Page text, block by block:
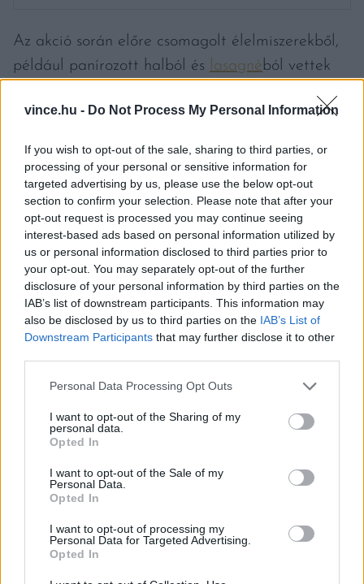
vince.hu - Do Not Process My Personal Information
If you wish to opt-out of the sale, sharing to third parties, or
processing of your personal or sensitive information for
targeted advertising by us, please use the below opt-out
section to confirm your selection. Please note that after your
opt-out request is processed you may continue seeing
interest-based ads based on personal information utilized by
us or personal information disclosed to third parties prior to
your opt-out. You may separately opt-out of the further
disclosure of your personal information by third parties on the
IAB’s list of downstream participants. This information may
also be disclosed by us to third parties on the IAB’s List of
Downstream Participants that may further disclose it to other
Please note that this website/app uses one or more Google
not limited to your visit or usage behaviour. You may click to
grant or deny consent to Google and its third-party tags to
use your data for below specified purposes in below Google
consent section.
Personal Data Processing Opt Outs
I want to opt-out of the Sharing of my
personal data.
Opted In
I want to opt-out of the Sale of my
Personal Data.
Opted In
I want to opt-out of processing my
Personal Data for Targeted Advertising.
Opted In
Az akció során előre csomagolt élelmiszerekből,
például panírozott halból és lasagnéból vettek
tartalmazott, mint amennyit jelöltek rajta, az
kimutatott. Előfordult, hogy pulyka DNS
nyomokat találtak marhahúsos kolbászokban,
vagy csirke DNS-t kacsából készült termékben.
Kis mennyiségben, de sertés és bárány DNS-t is
kimutattak marhahúsos, valamint kacsa és csirke
nyomokat pulykahúsos
termékekben.„Függetlenül attól, hogy véletlen
hibáról vagy szisztematikus csalásról van-e szó, a
helytelen termékjelölés súlyos következményekkel
járhat egyes fogyasztók – köztük az allergiások –
biztonsági Hivatal
Henrik Dammand-ot, a
Címlapfotó: John Cardamone / Unsplash